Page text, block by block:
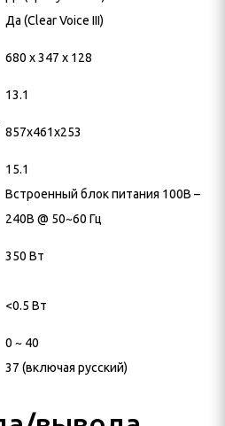
Да (Clear Voice III)
680 x 347 x 128
13.1
857x461x253
15.1
Встроенный блок питания 100В –
240В @ 50~60 Гц
350 Вт
<0.5 Вт
0 ~ 40
37 (включая русский)